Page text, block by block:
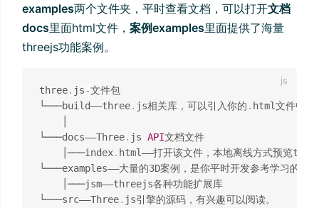
examples两个文件夹，平时查看文档，可以打开文档
docs里面html文件， 案例examples里面提供了海量
threejs功能案例。
three. js-文件包
└───build——three. js相关库，可以引入你的 . html文件中。
└───docs——Three. js API文档文件
    │───index
. html——打开该文件，本地离线方式预览
└───examples——大量的3D案例，是你平时开发参考学习的最
    │───jsm——threejs各种功能扩展库
└───src——Three. js引擎的源码，有兴趣可以阅读。